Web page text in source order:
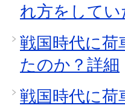
れ方をして
戦国時代に荷
たのか？詳細
戦国時代に荷